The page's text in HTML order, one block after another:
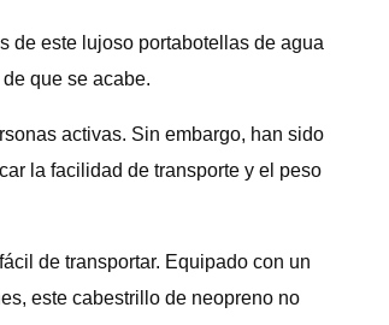
de este lujoso portabotellas de agua
que se acabe.
activas. Sin embargo, han sido
la facilidad de transporte y el peso
de transportar. Equipado con un
este cabestrillo de neopreno no